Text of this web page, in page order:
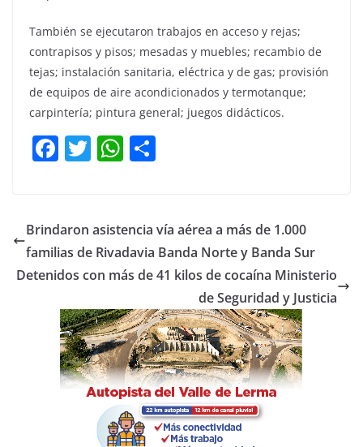
También se ejecutaron trabajos en acceso y rejas;
contrapisos y pisos; mesadas y muebles; recambio de
tejas; instalación sanitaria, eléctrica y de gas; provisión
de equipos de aire acondicionados y termotanque;
carpintería; pintura general; juegos didácticos.
F
e
b
o
o
k
T
er
W
s
A
p
p
p
ar
tir
Brindaron asistencia vía aérea a más de 1.000
familias de Rivadavia Banda Norte y Banda Sur
Detenidos con más de 41 kilos de cocaína Ministerio
de Seguridad y Justicia